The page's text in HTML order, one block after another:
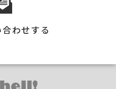
わせする